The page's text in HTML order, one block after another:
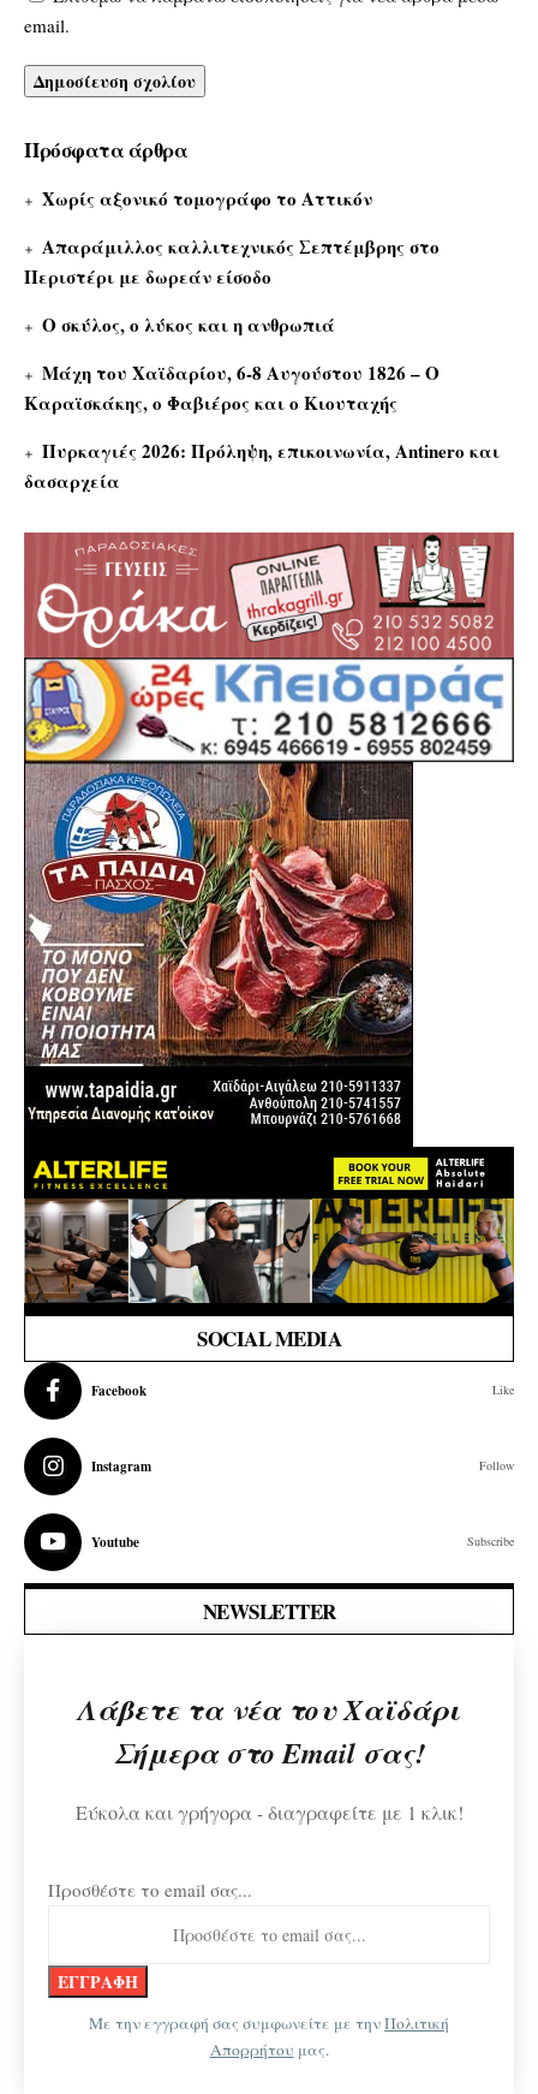
email.
Πρόσφατα άρθρα
Χωρίς αξονικό τομογράφο το Αττικόν
Απαράμιλλος καλλιτεχνικός Σεπτέμβρης στο
Περιστέρι με δωρεάν είσοδο
Ο σκύλος, ο λύκος και η ανθρωπιά
Μάχη του Χαϊδαρίου, 6-8 Αυγούστου 1826 – Ο
Καραϊσκάκης, ο Φαβιέρος και ο Κιουταχής
Πυρκαγιές 2026: Πρόληψη, επικοινωνία, Antinero και
δασαρχεία
SOCIAL MEDIA
Facebook Like
Instagram Follow
Youtube Subscribe
NEWSLETTER
Λάβετε τα νέα του Χαϊδάρι
Σήμερα στο Email σας!
Εύκολα και γρήγορα - διαγραφείτε με 1 κλικ!
Προσθέστε το email σας...
Με την εγγραφή σας συμφωνείτε με τηνΠολιτική
Απορρήτου μας.